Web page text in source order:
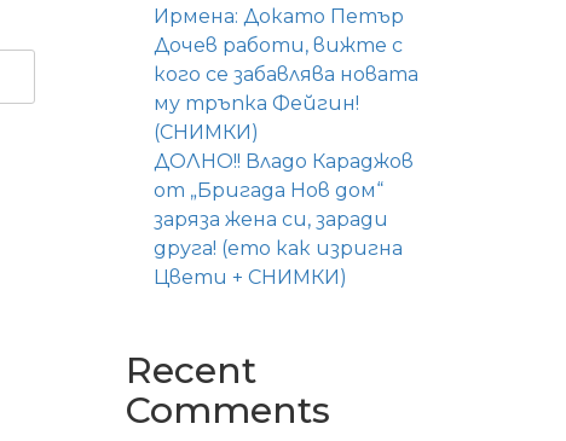
Ирмена: Докато Петър
Дочев работи, вижте с
кого се забавлява новата
му тръпка Фейгин!
(СНИМКИ)
ДОЛНО!! Владо Караджов
от „Бригада Нов дом“
заряза жена си, заради
друга! (ето как изригна
Цвети + СНИМКИ)
Recent
Comments